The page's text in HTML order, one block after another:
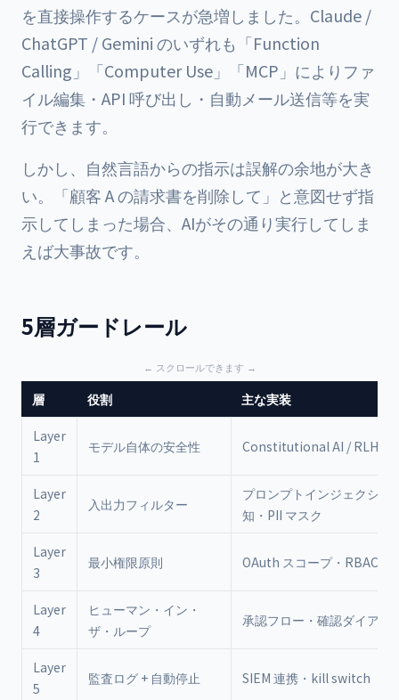
を直接操作するケースが急増しました。Claude /
ChatGPT / Gemini のいずれも「Function
Calling」「Computer Use」「MCP」によりファ
イル編集・API 呼び出し・自動メール送信等を実
行できます。
しかし、自然言語からの指示は誤解の余地が大き
い。「顧客 A の請求書を削除して」と意図せず指
示してしまった場合、AIがその通り実行してしま
えば大事故です。
5層ガードレール
層 役割 主な実装
Layer
1
モデル自体の安全性 Constitutional AI / RLHF
Layer
2
入出力フィルター
プロンプトインジェクショ
知・PII マスク
Layer
3
最小権限原則 OAuth スコープ・RBAC
Layer
4
ヒューマン・イン・
ザ・ループ
承認フロー・確認ダイアロ
Layer
5
監査ログ + 自動停止 SIEM 連携・kill switch